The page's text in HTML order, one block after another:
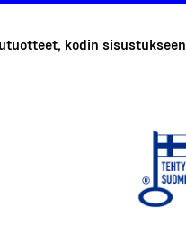
kodin sisustukseen